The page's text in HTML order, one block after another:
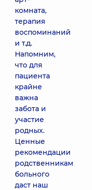
комната,
терапия
воспоминаний
и т.д.
Напомним,
что для
пациента
крайне
важна
забота и
участие
родных.
Ценные
рекомендации
родственникам
больного
даст наш